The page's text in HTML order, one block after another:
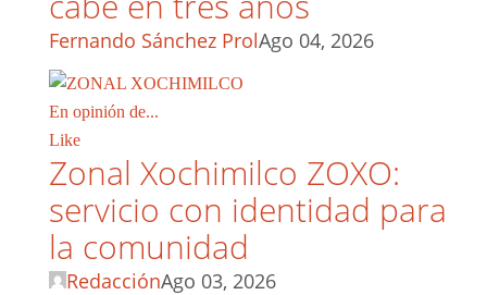
Fernando Sánchez ProlAgo 04, 2026
En opinión de...
Like
Zonal Xochimilco ZOXO:
servicio con identidad para
la comunidad
RedacciónAgo 03, 2026